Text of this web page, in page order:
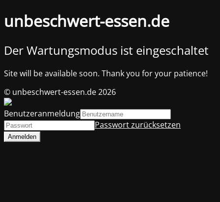
unbeschwert-essen.de
Der Wartungsmodus ist eingeschaltet
Site will be available soon. Thank you for your patience!
© unbeschwert-essen.de 2026
Benutzeranmeldung
Passwort zurücksetzen